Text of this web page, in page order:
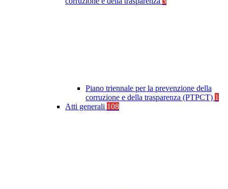
Piano triennale per la prevenzione della
corruzione e della trasparenza (PTPCT) 1
Atti generali 108